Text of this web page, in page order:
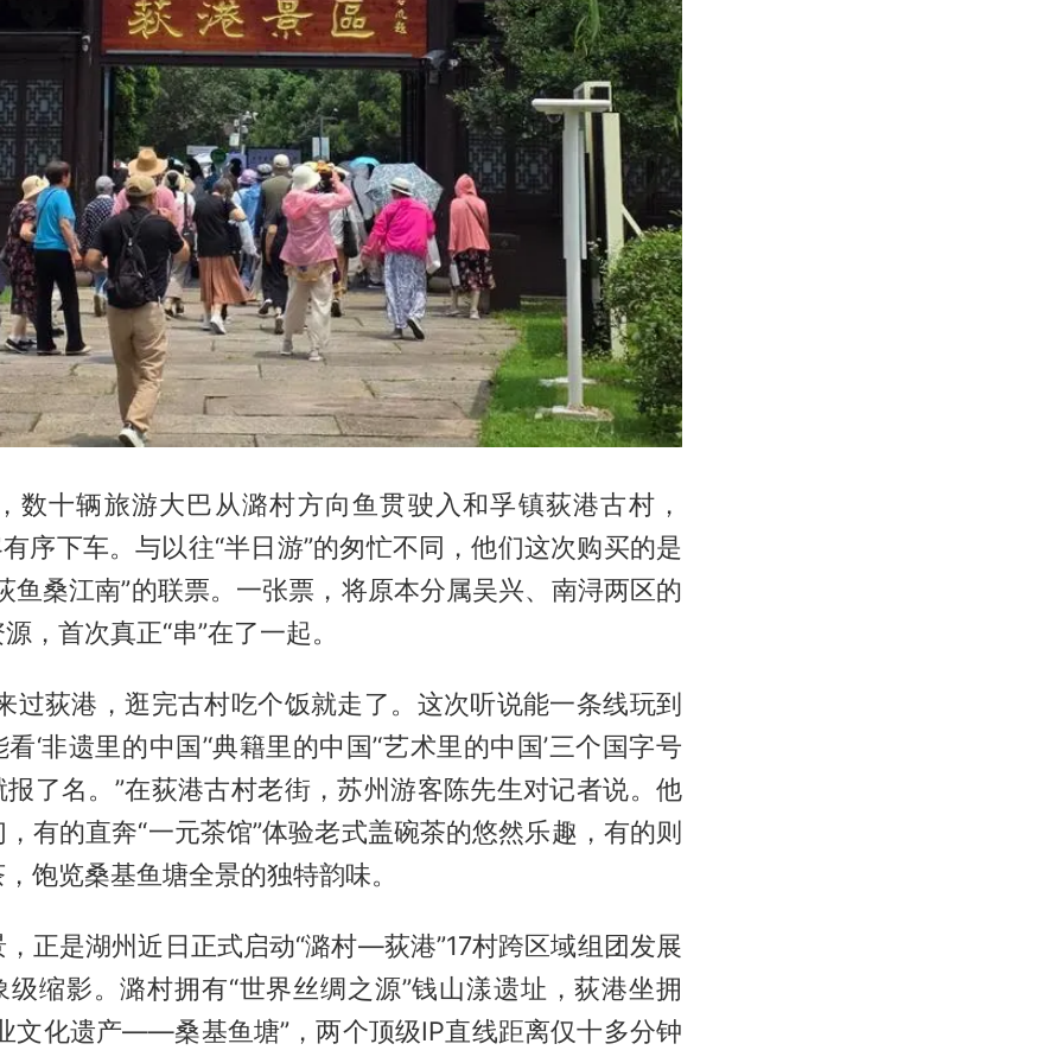
数十辆旅游大巴从潞村方向鱼贯驶入和孚镇荻港古村，
序下车。与以往“半日游”的匆忙不同，他们这次购买的是
鱼桑江南”的联票。一张票，将原本分属吴兴、南浔两区的
，首次真正“串”在了一起。
过荻港，逛完古村吃个饭就走了。这次听说能一条线玩到
‘非遗里的中国’‘典籍里的中国’‘艺术里的中国’三个国字号
了名。”在荻港古村老街，苏州游客陈先生对记者说。他
有的直奔“一元茶馆”体验老式盖碗茶的悠然乐趣，有的则
饱览桑基鱼塘全景的独特韵味。
正是湖州近日正式启动“潞村—荻港”17村跨区域组团发展
级缩影。潞村拥有“世界丝绸之源”钱山漾遗址，荻港坐拥
文化遗产——桑基鱼塘”，两个顶级IP直线距离仅十多分钟